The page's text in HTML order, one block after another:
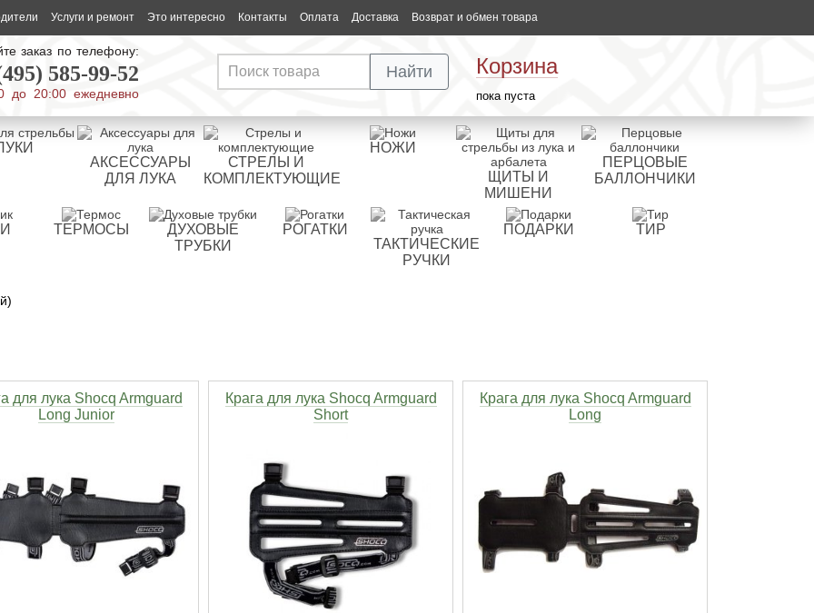
Услуги и ремонт Это интересно Контакты Оплата Доставка Возврат и обмен товара
заказ по телефону:
585-99-52
до 20:00 ежедневно
Корзина
пока пуста
Найти
АКСЕССУАРЫ
ДЛЯ ЛУКА
СТРЕЛЫ И
КОМПЛЕКТУЮЩИЕ
НОЖИ
ЩИТЫ И
МИШЕНИ
ПЕРЦОВЫЕ
БАЛЛОНЧИКИ
ТЕРМОСЫ
ДУХОВЫЕ
ТРУБКИ
РОГАТКИ
ТАКТИЧЕСКИЕ
РУЧКИ
ПОДАРКИ ТИР
для лука Shocq Armguard
Long Junior
Крага для лука Shocq Armguard
Short
Крага для лука Shocq Armguard
Long